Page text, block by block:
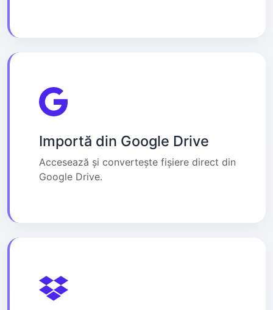
Importă din Google Drive
Accesează și convertește fișiere direct din
Google Drive.